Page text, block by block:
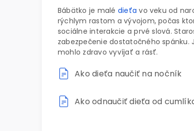
Bábätko je malé dieťa vo veku od
rýchlym rastom a vývojom, počas
sociálne interakcie a prvé slová.
zabezpečenie dostatočného
mohlo zdravo vyvíjať a rásť.
Ako dieťa naučiť na nočník
Ako odnaučiť dieťa od